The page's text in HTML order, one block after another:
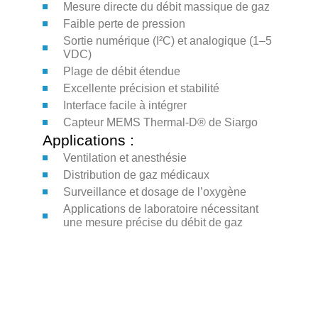
Mesure directe du débit massique de gaz
Faible perte de pression
Sortie numérique (I²C) et analogique (1–5
VDC)
Plage de débit étendue
Excellente précision et stabilité
Interface facile à intégrer
Capteur MEMS Thermal-D® de Siargo
Applications :
Ventilation et anesthésie
Distribution de gaz médicaux
Surveillance et dosage de l’oxygène
Applications de laboratoire nécessitant
une mesure précise du débit de gaz